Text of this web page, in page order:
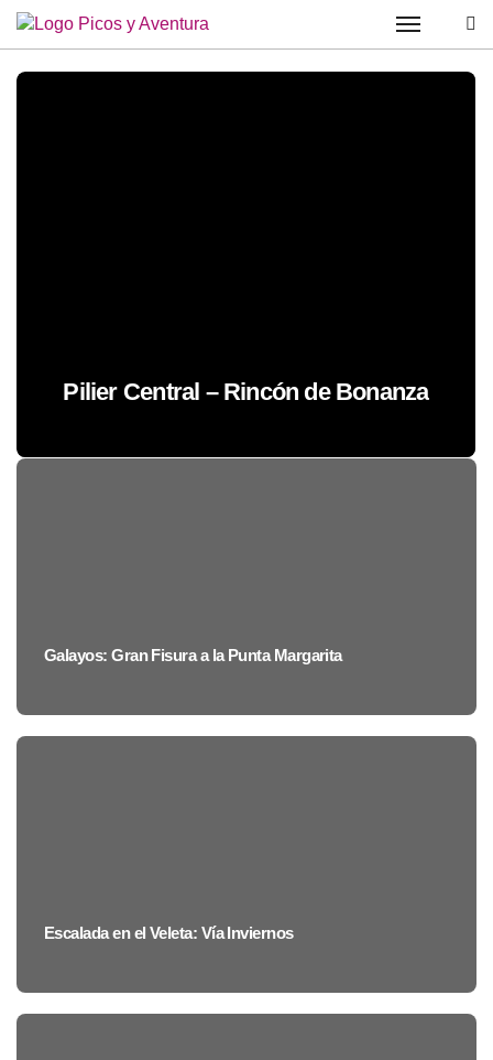
Saltar
Pilier Central – Rincón de Bonanza
Galayos: Gran Fisura a la Punta Margarita
Escalada en el Veleta: Vía Inviernos